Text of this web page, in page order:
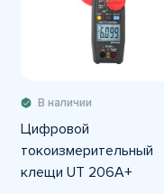
В наличии
Цифровой
токоизмерительный
клещи UT 206A+